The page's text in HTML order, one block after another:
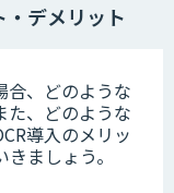
デメリット
合、どのような
た、どのような
導入のメリッ
ましょう。